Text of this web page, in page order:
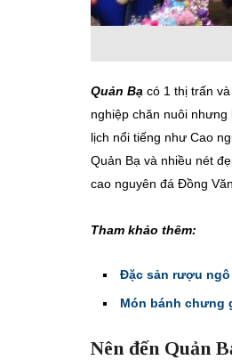
Quản Bạ có 1 thị trấn
nghiệp chăn nuôi
lịch nổi tiếng như Cao
Quản Bạ và nhiều nét
cao nguyên đá Đồng
Tham khảo thêm:
Đặc sản rượu ngô
Món bánh chưng
Nên đến Quản